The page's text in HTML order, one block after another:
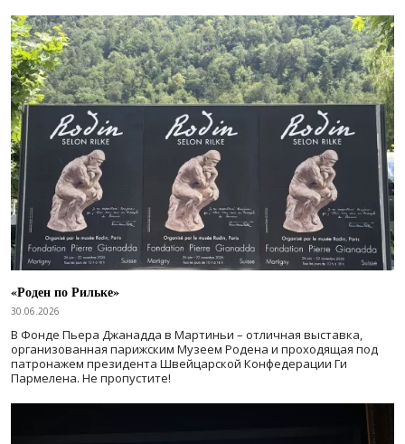
«Роден по Рильке»
30.06.2026
В Фонде Пьера Джанадда в Мартиньи – отличная выставка,
организованная парижским Музеем Родена и проходящая под
патронажем президента Швейцарской Конфедерации Ги
Пармелена. Не пропустите!